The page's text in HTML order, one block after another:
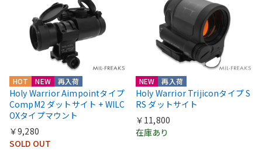
HOT NEW 再入荷
Holy Warrior Aimpointタイプ
CompM2 ダットサイト + WILC
OXタイプマウント
￥9,280
SOLD OUT
NEW 再入荷
Holy Warrior Trijiconタイプ S
RS ダットサイト
￥11,800
在庫あり